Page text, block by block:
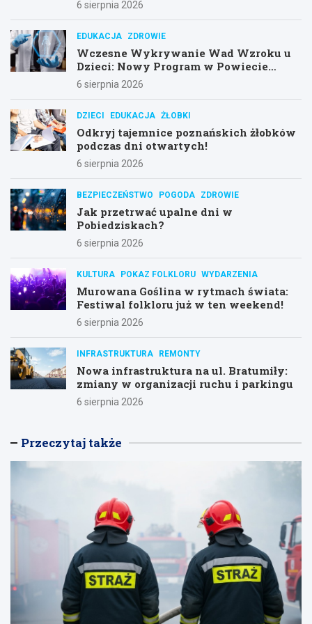
6 sierpnia 2026
EDUKACJA ZDROWIE
Wczesne Wykrywanie Wad Wzroku u
Dzieci: Nowy Program w Powiecie
Poznańskim
6 sierpnia 2026
DZIECI EDUKACJA ŻŁOBKI
Odkryj tajemnice poznańskich żłobków
podczas dni otwartych!
6 sierpnia 2026
BEZPIECZEŃSTWO POGODA ZDROWIE
Jak przetrwać upalne dni w
Pobiedziskach?
6 sierpnia 2026
KULTURA POKAZ FOLKLORU WYDARZENIA
Murowana Goślina w rytmach świata:
Festiwal folkloru już w ten weekend!
6 sierpnia 2026
INFRASTRUKTURA REMONTY
Nowa infrastruktura na ul. Bratumiły:
zmiany w organizacji ruchu i parkingu
6 sierpnia 2026
Przeczytaj także